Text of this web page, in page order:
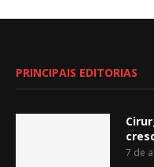
PRINCIPAIS EDITORIAS
7 de